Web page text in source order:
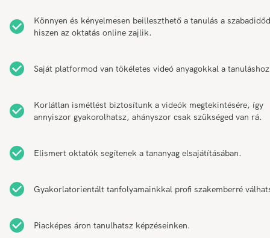
Könnyen és kényelmesen beilleszthető a tanulás a
hiszen az oktatás online zajlik.
Saját platformod van tökéletes videó anyagokkal a
Korlátlan ismétlést biztosítunk a videók megtekintésére, így
annyiszor gyakorolhatsz, ahányszor csak szükséged van rá.
Elismert oktatók segítenek a tananyag elsajátításában.
Gyakorlatorientált tanfolyamainkkal profi szakemberré
Piacképes áron tanulhatsz képzéseinken.